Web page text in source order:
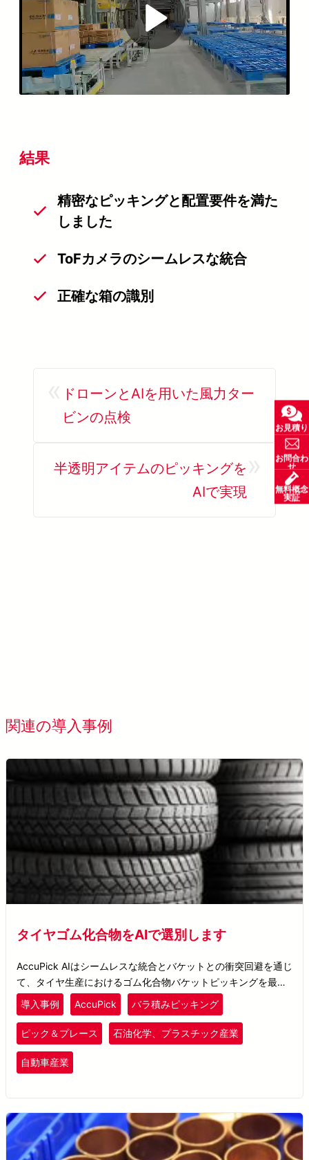
Play
Video
結果
精密なピッキングと配置要件を満た
しました
ToFカメラのシームレスな統合
正確な箱の識別
ドローンとAIを用いた風力ター
ビンの点検
半透明アイテムのピッキングを
AIで実現
関連の導入事例
タイヤゴム化合物をAIで選別します
AccuPick AIはシームレスな統合とバケットとの衝突回避を通じ
て、タイヤ生産におけるゴム化合物バケットピッキングを最適
化し、材料処理を強化します。
導入事例 AccuPick バラ積みピッキング
ピック＆プレース 石油化学、プラスチック産業
自動車産業
お見積り
お問合わ
せ
無料概念
実証